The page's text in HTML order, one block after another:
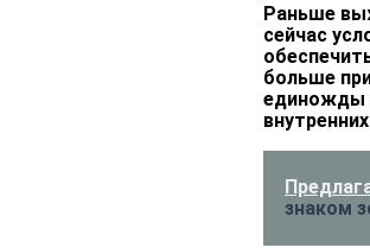
Раньше
сейчас
больше
единожды
знаком